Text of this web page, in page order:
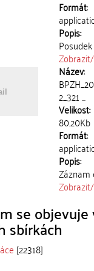
Formát:
Popis:
Zobrazit/
Název:
2_321 ...
Velikost:
80.20Kb
Formát:
Popis:
Záznam
Zobrazit/
se objevuje
sbírkách
[22318]